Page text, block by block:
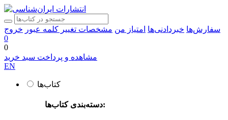
سفارش‌ها خبردادنی‌ها امتیاز من مشخصات تغییر کلمه عبور خروج
0
0
مشاهده و پرداخت سبد خرید
EN
کتاب‌ها
دسته‌بندی کتاب‌ها: